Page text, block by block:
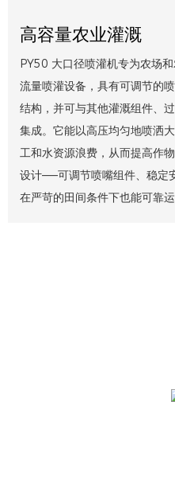
高容量农业灌溉
PY50 大口径喷灌机专为农场
流量喷灌设备，具有可调节的
结构，并可与其他灌溉组件、
集成。它能以高压均匀地喷洒
工和水资源浪费，从而提高作
设计——可调节喷嘴组件、稳定
在严苛的田间条件下也能可靠